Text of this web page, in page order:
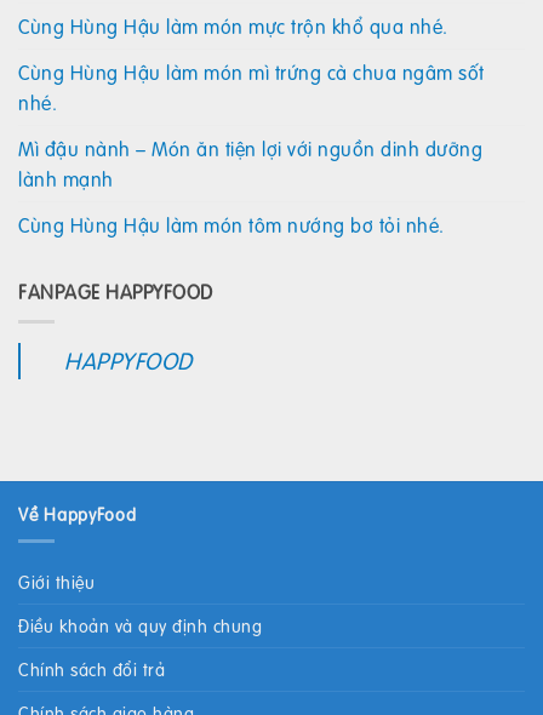
Cùng Hùng Hậu làm món mực trộn khổ qua nhé.
Cùng Hùng Hậu làm món mì trứng cà chua ngâm sốt
nhé.
Mì đậu nành – Món ăn tiện lợi với nguồn dinh dưỡng
lành mạnh
Cùng Hùng Hậu làm món tôm nướng bơ tỏi nhé.
FANPAGE HAPPYFOOD
HAPPYFOOD
Về HappyFood
Giới thiệu
Điều khoản và quy định chung
Chính sách đổi trả